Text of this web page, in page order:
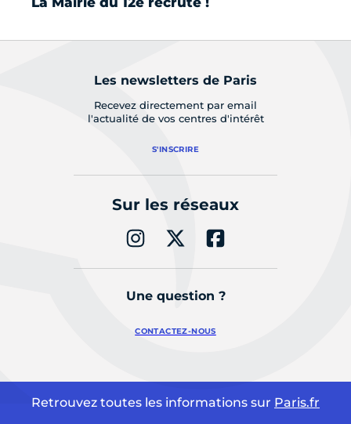
Les newsletters de Paris
Recevez directement par email
l'actualité de vos centres d'intérêt
S'INSCRIRE
Sur les réseaux
Une question ?
CONTACTEZ-NOUS
Retrouvez toutes les informations sur Paris.fr